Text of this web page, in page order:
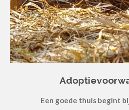
Een goede thuis begint